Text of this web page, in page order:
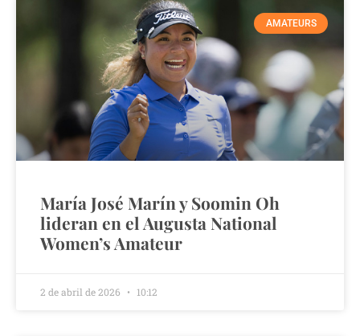
AMATEURS
María José Marín y Soomin Oh
lideran en el Augusta National
Women’s Amateur
2 de abril de 2026 10:12